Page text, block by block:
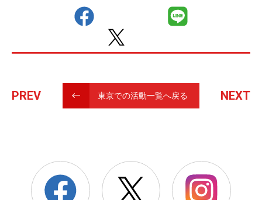
PREV 東京での活動一覧へ戻る NEXT